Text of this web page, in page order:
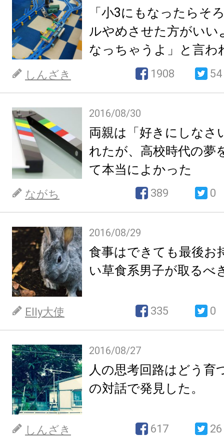
「小3にもなったらそ
ルやめさせた方がいい
なっちゃうよ」と言わ
しんざき 1908 54
2016/08/30
両親は「好きにしなさ
れたが、高校時代の夢
て本当によかった
ながち 389 0
2016/08/29
食事はできても最後お
い草食系男子が取るべ
Elly大使 335 0
2016/08/27
人の思考回路はどう育
の対話で発見した。
しんざき 617 26